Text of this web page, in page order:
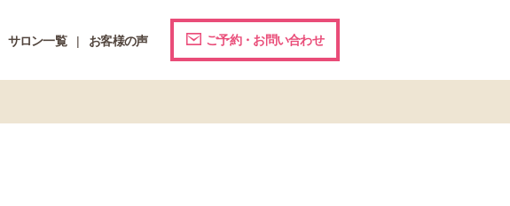
サロン一覧 お客様の声 ご予約・お問い合わせ